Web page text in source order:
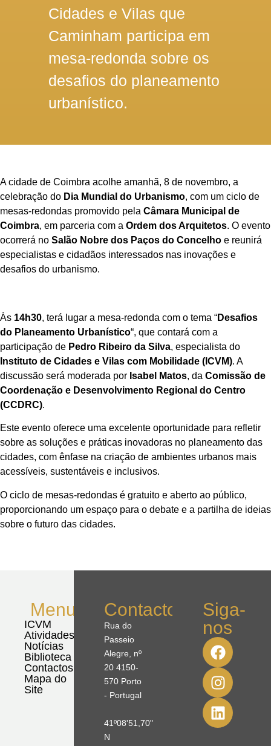
Cidades e Vilas que
Caminham participa em
mesa-redonda sobre os
desafios do planeamento
urbanístico.
A cidade de Coimbra acolhe amanhã, 8 de novembro, a
celebração do Dia Mundial do Urbanismo, com um ciclo de
mesas-redondas promovido pela Câmara Municipal de
Coimbra, em parceria com a Ordem dos Arquitetos. O evento
ocorrerá no Salão Nobre dos Paços do Concelho e reunirá
especialistas e cidadãos interessados nas inovações e
desafios do urbanismo.
Às 14h30, terá lugar a mesa-redonda com o tema “Desafios
do Planeamento Urbanístico“, que contará com a
participação de Pedro Ribeiro da Silva, especialista do
Instituto de Cidades e Vilas com Mobilidade (ICVM). A
discussão será moderada por Isabel Matos, da Comissão de
Coordenação e Desenvolvimento Regional do Centro
(CCDRC).
Este evento oferece uma excelente oportunidade para refletir
sobre as soluções e práticas inovadoras no planeamento das
cidades, com ênfase na criação de ambientes urbanos mais
acessíveis, sustentáveis e inclusivos.
O ciclo de mesas-redondas é gratuito e aberto ao público,
proporcionando um espaço para o debate e a partilha de ideias
sobre o futuro das cidades.
Menu
ICVM
Atividades
Notícias
Biblioteca
Contactos
Mapa do
Site
Contactos
Rua do
Passeio
Alegre, nº
20 4150-
570 Porto
- Portugal
41º08'51,70"
N
Siga-
nos